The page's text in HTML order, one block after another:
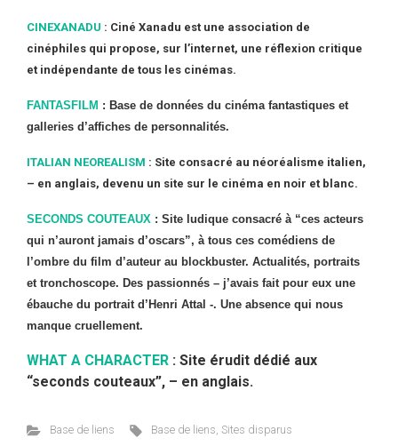
CINEXANADU : Ciné Xanadu est une association de
cinéphiles qui propose, sur l’internet, une réflexion critique
et indépendante de tous les cinémas.
FANTASFILM : Base de données du cinéma fantastiques et
galleries d’affiches de personnalités.
ITALIAN NEOREALISM : Site consacré au néoréalisme italien,
– en anglais, devenu un site sur le cinéma en noir et blanc.
SECONDS COUTEAUX : Site ludique consacré à “ces acteurs
qui n’auront jamais d’oscars”, à tous ces comédiens de
l’ombre du film d’auteur au blockbuster. Actualités, portraits
et tronchoscope. Des passionnés – j’avais fait pour eux une
ébauche du portrait d’Henri Attal -. Une absence qui nous
manque cruellement.
WHAT A CHARACTER : Site érudit dédié aux
“seconds couteaux”, – en anglais.
Base de liens Base de liens, Sites disparus